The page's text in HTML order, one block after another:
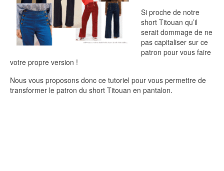
Si proche de notre
short Titouan qu’il
serait dommage de ne
pas capitaliser sur ce
patron pour vous faire
votre propre version !
Nous vous proposons donc ce tutoriel pour vous permettre de
transformer le patron du short Titouan en pantalon.